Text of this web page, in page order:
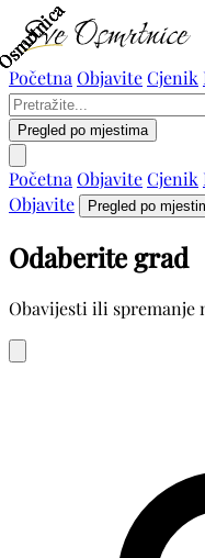
Početna ObjaviteCjenik
Pregled po mjestima
Početna ObjaviteCjenik
Objavite
Pregled po
Odaberite grad
Obavijesti ili spremanje